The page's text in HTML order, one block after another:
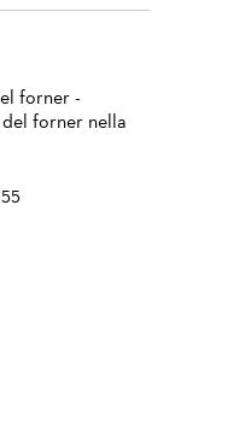
forner -
del forner nella